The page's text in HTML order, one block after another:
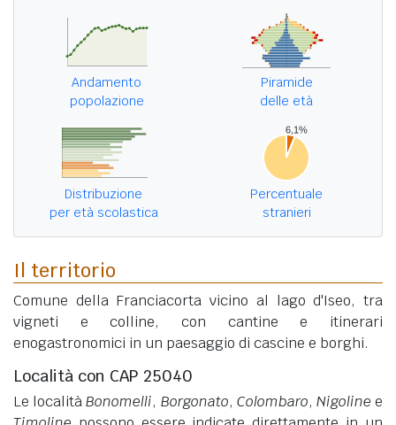
Andamento
popolazione
Piramide
delle età
Distribuzione
per età scolastica
Percentuale
stranieri
Il territorio
Comune della Franciacorta vicino al lago d'Iseo, tra
vigneti e colline, con cantine e itinerari
enogastronomici in un paesaggio di cascine e borghi.
Località con CAP 25040
Le localitàBonomelli, Borgonato, Colombaro, Nigoline e